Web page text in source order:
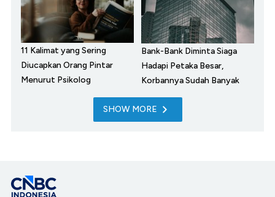
11 Kalimat yang Sering
Diucapkan Orang Pintar
Menurut Psikolog
Bank-Bank Diminta Siaga
Hadapi Petaka Besar,
Korbannya Sudah Banyak
SHOW MORE